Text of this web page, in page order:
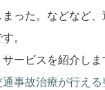
った。などなど
。
ービスを紹介しま
通事故治療が行え